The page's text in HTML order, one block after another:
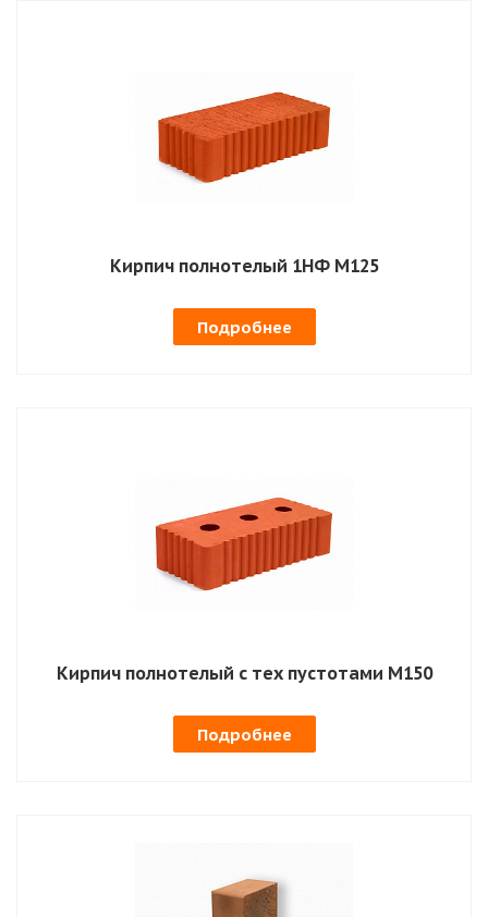
Кирпич полнотелый 1НФ М125
Подробнее
Кирпич полнотелый с тех пустотами М150
Подробнее